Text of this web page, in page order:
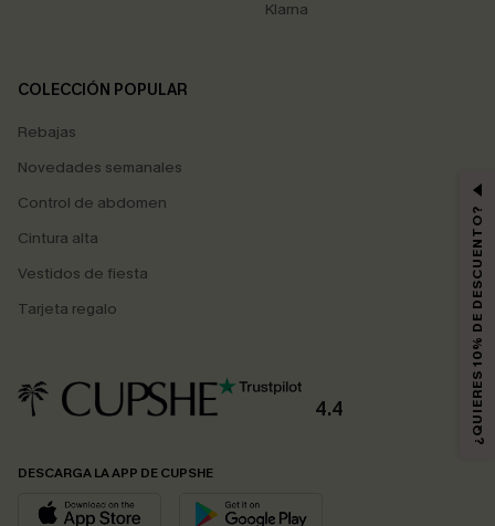
Klarna
COLECCIÓN POPULAR
Rebajas
Novedades semanales
Control de abdomen
Cintura alta
Vestidos de fiesta
Tarjeta regalo
4.4
DESCARGA LA APP DE CUPSHE
¿QUIERES 10% DE DESCUENTO?